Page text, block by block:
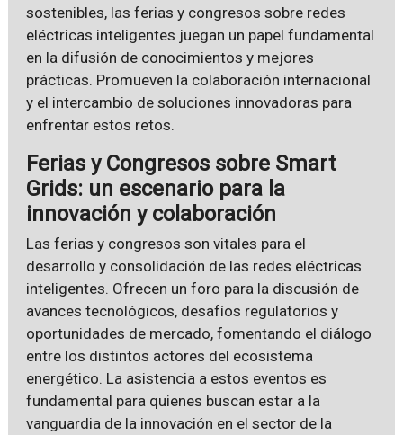
sostenibles, las ferias y congresos sobre redes
eléctricas inteligentes juegan un papel fundamental
en la difusión de conocimientos y mejores
prácticas. Promueven la colaboración internacional
y el intercambio de soluciones innovadoras para
enfrentar estos retos.
Ferias y Congresos sobre Smart
Grids: un escenario para la
innovación y colaboración
Las ferias y congresos son vitales para el
desarrollo y consolidación de las redes eléctricas
inteligentes. Ofrecen un foro para la discusión de
avances tecnológicos, desafíos regulatorios y
oportunidades de mercado, fomentando el diálogo
entre los distintos actores del ecosistema
energético. La asistencia a estos eventos es
fundamental para quienes buscan estar a la
vanguardia de la innovación en el sector de la